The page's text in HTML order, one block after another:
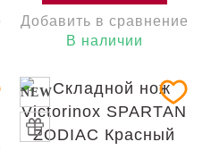
Добавить в сравнение
В наличии
NEW